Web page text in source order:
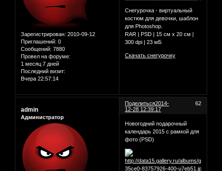
Зарегистрирован: 2010-09-12
Приглашений: 0
Сообщений: 7880
Провел на форуме:
1 месяц 7 дней
Последний визит:
Вчера 22:57:14
Снегурочка - виртуальный
костюм для девочки, шаблон
для Photoshop.
RAR | PSD | 15 см х 20 см |
300 dpi | 23 мБ
Скачать снегурочку
Поделиться 62
2014-
12-28 12:39:17
admin
Администратор
Новогодний подарочный
календарь 2015 с рамкой для
фото (PSD)